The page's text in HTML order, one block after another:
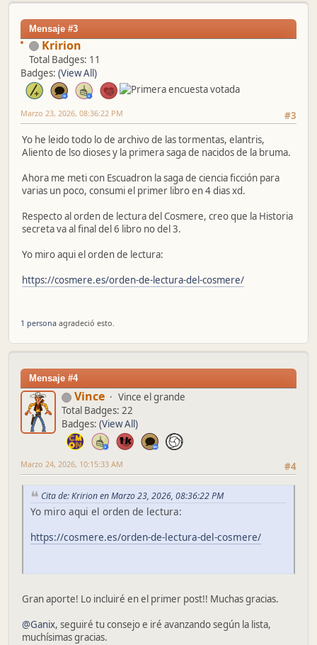
Mensaje #3
Kririon
Total Badges: 11
Badges: (View All)
#3
Marzo 23, 2026, 08:36:22 PM
Yo he leido todo lo de archivo de las tormentas, elantris,
Aliento de lso dioses y la primera saga de nacidos de la bruma.
Ahora me meti con Escuadron la saga de ciencia ficción para
varias un poco, consumi el primer libro en 4 dias xd.
Respecto al orden de lectura del Cosmere, creo que la Historia
secreta va al final del 6 libro no del 3.
Yo miro aqui el orden de lectura:
https://cosmere.es/orden-de-lectura-del-cosmere/
1 persona agradeció esto.
Mensaje #4
Vince
Vince el grande
Total Badges: 22
Badges: (View All)
#4
Marzo 24, 2026, 10:15:33 AM
Cita de: Kririon en Marzo 23, 2026, 08:36:22 PM
Yo miro aqui el orden de lectura:
https://cosmere.es/orden-de-lectura-del-cosmere/
Gran aporte! Lo incluiré en el primer post!! Muchas gracias.
@Ganix, seguiré tu consejo e iré avanzando según la lista,
muchísimas gracias.